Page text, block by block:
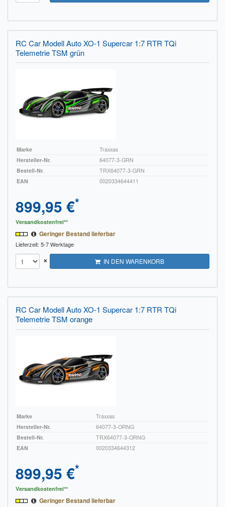
Hinweise zur Batterieentsorgung
Geschäftszeiten
FAQ
ÜBER UNS
Unsere Philosophie
MEIN KONTO
WARENKORB
RC Car Modell Auto XO-1 Supercar 1:7 RTR TQi
Telemetrie TSM grün
Marke
Traxxas
Hersteller-Nr.
64077-3-GRN
Bestell-Nr.
TRX64077-3-GRN
EAN
0020334644411
899,95 €*
Versandkostenfrei**
Geringer Bestand lieferbar
Lieferzeit: 5-7 Werktage
× IN DEN WARENKORB
RC Car Modell Auto XO-1 Supercar 1:7 RTR TQi
Telemetrie TSM orange
Marke
Traxxas
Hersteller-Nr.
64077-3-ORNG
Bestell-Nr.
TRX64077-3-ORNG
EAN
0020334644312
899,95 €*
Versandkostenfrei**
Geringer Bestand lieferbar